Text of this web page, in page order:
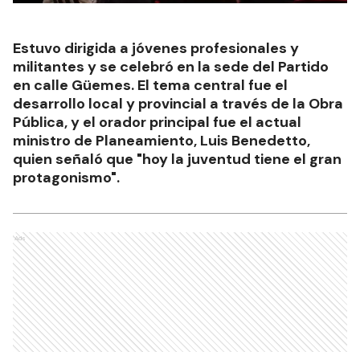
Estuvo dirigida a jóvenes profesionales y
militantes y se celebró en la sede del Partido
en calle Güemes. El tema central fue el
desarrollo local y provincial a través de la Obra
Pública, y el orador principal fue el actual
ministro de Planeamiento, Luis Benedetto,
quien señaló que "hoy la juventud tiene el gran
protagonismo".
Ads